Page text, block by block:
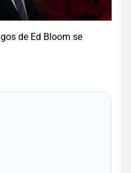
de Ed Bloom se